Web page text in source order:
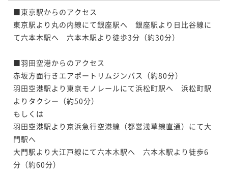
■東京駅からのアクセス
東京駅より丸の内線にて銀座駅へ　銀座駅より日比谷線に
て六本木駅へ　六本木駅より徒歩3分（約30分）
■羽田空港からのアクセス
赤坂方面行きエアポートリムジンバス（約80分）
羽田空港駅より東京モノレールにて浜松町駅へ　浜松町駅
よりタクシー（約50分）
もしくは
羽田空港駅より京浜急行空港線（都営浅草線直通）にて大
門駅へ
大門駅より大江戸線にて六本木駅へ　六本木駅より徒歩6
分（約60分）